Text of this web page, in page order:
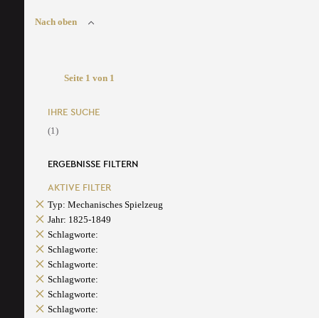
Nach oben
Seite 1 von 1
IHRE SUCHE
(1)
ERGEBNISSE FILTERN
AKTIVE FILTER
Typ: Mechanisches Spielzeug
Jahr: 1825-1849
Schlagworte:
Schlagworte:
Schlagworte:
Schlagworte:
Schlagworte:
Schlagworte: